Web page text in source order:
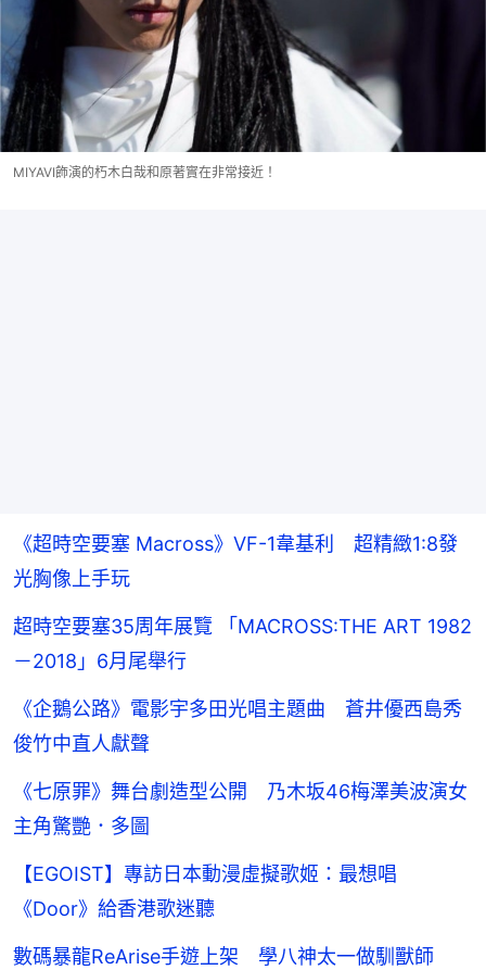
MIYAVI飾演的朽木白哉和原著實在非常接近！
《超時空要塞 Macross》VF-1韋基利 超精緻1:8發
光胸像上手玩
超時空要塞35周年展覽 「MACROSS:THE ART 1982
－2018」6月尾舉行
《企鵝公路》電影宇多田光唱主題曲 蒼井優西島秀
俊竹中直人獻聲
《七原罪》舞台劇造型公開 乃木坂46梅澤美波演女
主角驚艷．多圖
【EGOIST】專訪日本動漫虛擬歌姬：最想唱
《Door》給香港歌迷聽
數碼暴龍ReArise手遊上架 學八神太一做馴獸師